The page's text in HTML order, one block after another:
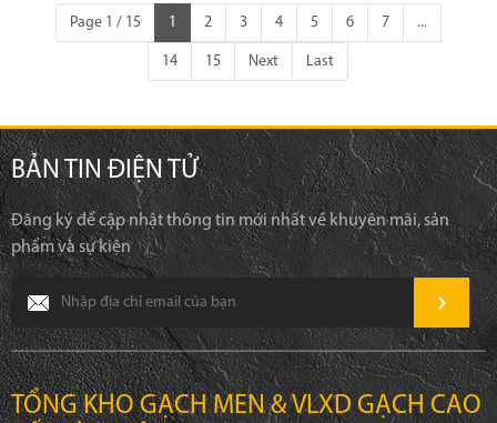
Page 1 / 15 1 2 3 4 5 6 7 ...
14 15 Next Last
BẢN TIN ĐIỆN TỬ
Đăng ký để cập nhật thông tin mới nhất về khuyên mãi, sản
phẩm và sự kiện
TỔNG KHO GẠCH MEN & VLXD GẠCH CAO